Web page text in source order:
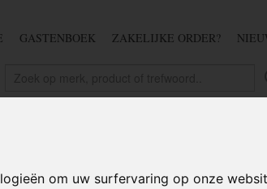
om uw surfervaring op onze
GASTENBOEK ZAKELIJKE ORDER?